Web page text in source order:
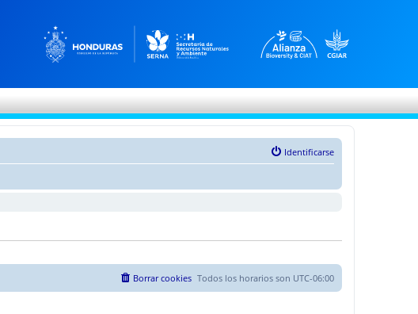
Identificarse
Todos los horarios son UTC-06:00
Borrar cookies